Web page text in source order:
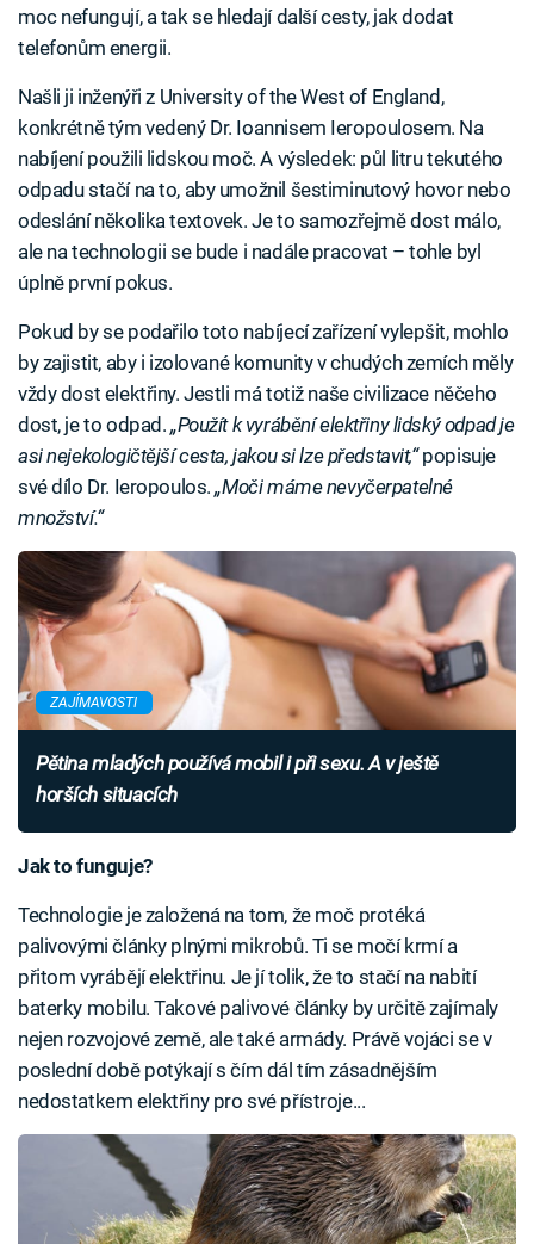
moc nefungují, a tak se hledají další cesty, jak dodat
telefonům energii.
Našli ji inženýři z University of the West of England,
konkrétně tým vedený Dr. Ioannisem Ieropoulosem. Na
nabíjení použili lidskou moč. A výsledek: půl litru tekutého
odpadu stačí na to, aby umožnil šestiminutový hovor nebo
odeslání několika textovek. Je to samozřejmě dost málo,
ale na technologii se bude i nadále pracovat – tohle byl
úplně první pokus.
Pokud by se podařilo toto nabíjecí zařízení vylepšit, mohlo
by zajistit, aby i izolované komunity v chudých zemích měly
vždy dost elektřiny. Jestli má totiž naše civilizace něčeho
dost, je to odpad. „Použít k vyrábění elektřiny lidský odpad je
asi nejekologičtější cesta, jakou si lze představit,“popisuje
své dílo Dr. Ieropoulos.„Moči máme nevyčerpatelné
množství.“
ZAJÍMAVOSTI
Pětina mladých používá mobil i při sexu. A v ještě
horších situacích
Jak to funguje?
Technologie je založená na tom, že moč protéká
palivovými články plnými mikrobů. Ti se močí krmí a
přitom vyrábějí elektřinu. Je jí tolik, že to stačí na nabití
baterky mobilu. Takové palivové články by určitě zajímaly
nejen rozvojové země, ale také armády. Právě vojáci se v
poslední době potýkají s čím dál tím zásadnějším
nedostatkem elektřiny pro své přístroje...